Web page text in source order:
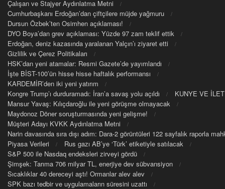
Çalışan ve Stajyer Aydınlatma Metni
Cumhurbaşkanı Erdoğan’dan çiftçilere müjde yağmuru
Dursun Özbek’ten Osimhen açıklaması!
DYO Boya’dan grev açıklaması: Yüzde 97 zam teklif ettik
Erdoğan, deniz kazasında yaralanan Yalçın’ı ziyaret etti
Gizlilik ve Çerez Politikaları
HSK’dan yeni atamalar: Resmi Gazete’de yayımlandı
İşte BİST-100’ün hisse hisse haftalık performansı
KARDEMİR’den iki yeni yatırım
Kongre Trump’ı durduramadı: İran’a savaş yolu açıldı
KUNYE VE
Mansur Yavaş: Kılıçdaroğlu ile yeni görüşme olmayacak
Maydonoz Döner soruşturmasında yeni gelişme!
Müşteri Adayı KVKK Aydınlatma Metni
Narin davasında sıra dışı adım: Dara-2 görüntüleri 122 sayfalık raporla
Piyasa Verileri
Rus gazı AB’ye ‘Türk’ etiketiyle satılacak
S&P 500 ile Nasdaq endeksleri zirveyi gördü
Şimşek: Tarıma 706 milyar TL, enerjiye dev sübvansiyon
Sıcaklıklar 40 dereceyi aştı! Ormanlar alev alev
SPK bazı tedbir ve uygulamaların süresini uzattı